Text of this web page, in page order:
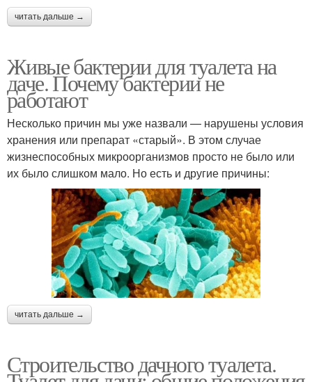
читать дальше →
Живые бактерии для туалета на
даче. Почему бактерии не
работают
Несколько причин мы уже назвали — нарушены условия
хранения или препарат «старый». В этом случае
жизнеспособных микроорганизмов просто не было или
их было слишком мало. Но есть и другие причины:
читать дальше →
Строительство дачного туалета.